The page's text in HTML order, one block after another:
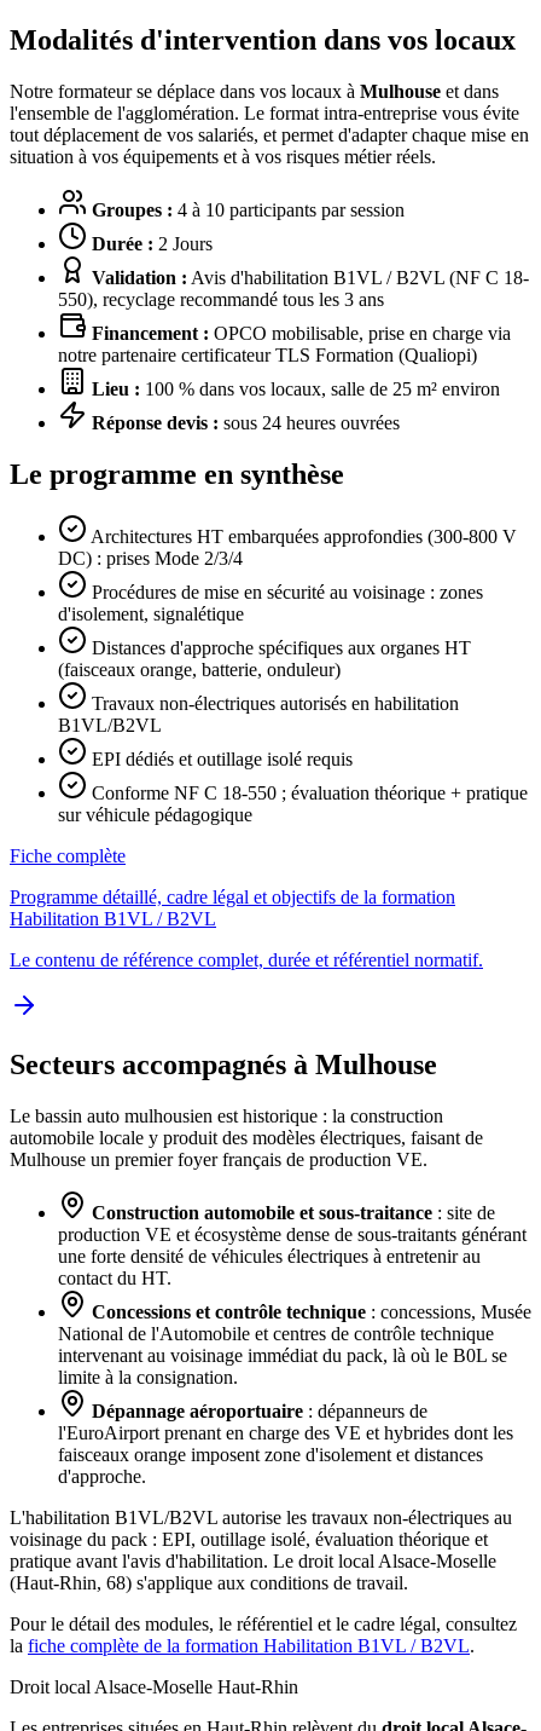
Modalités d'intervention dans vos locaux
Notre formateur se déplace dans vos locaux à Mulhouse et dans
l'ensemble de l'agglomération. Le format intra-entreprise vous évite
tout déplacement de vos salariés, et permet d'adapter chaque mise en
situation à vos équipements et à vos risques métier réels.
Groupes : 4 à 10 participants par session
Durée : 2 Jours
Validation : Avis d'habilitation B1VL / B2VL (NF C 18-
550), recyclage recommandé tous les 3 ans
Financement : OPCO mobilisable, prise en charge via
notre partenaire certificateur TLS Formation (Qualiopi)
Lieu : 100 % dans vos locaux, salle de 25 m² environ
Réponse devis : sous 24 heures ouvrées
Le programme en synthèse
Architectures HT embarquées approfondies (300-800 V
DC) : prises Mode 2/3/4
Procédures de mise en sécurité au voisinage : zones
d'isolement, signalétique
Distances d'approche spécifiques aux organes HT
(faisceaux orange, batterie, onduleur)
Travaux non-électriques autorisés en habilitation
B1VL/B2VL
EPI dédiés et outillage isolé requis
Conforme NF C 18-550 ; évaluation théorique + pratique
sur véhicule pédagogique
Fiche complète
Programme détaillé, cadre légal et objectifs de la formation
Habilitation B1VL / B2VL
Le contenu de référence complet, durée et référentiel normatif.
Secteurs accompagnés à Mulhouse
Le bassin auto mulhousien est historique : la construction
automobile locale y produit des modèles électriques, faisant de
Mulhouse un premier foyer français de production VE.
Construction automobile et sous-traitance : site de
production VE et écosystème dense de sous-traitants générant
une forte densité de véhicules électriques à entretenir au
contact du HT.
Concessions et contrôle technique : concessions, Musée
National de l'Automobile et centres de contrôle technique
intervenant au voisinage immédiat du pack, là où le B0L se
limite à la consignation.
Dépannage aéroportuaire : dépanneurs de
l'EuroAirport prenant en charge des VE et hybrides dont les
faisceaux orange imposent zone d'isolement et distances
d'approche.
L'habilitation B1VL/B2VL autorise les travaux non-électriques au
voisinage du pack : EPI, outillage isolé, évaluation théorique et
pratique avant l'avis d'habilitation. Le droit local Alsace-Moselle
(Haut-Rhin, 68) s'applique aux conditions de travail.
Pour le détail des modules, le référentiel et le cadre légal, consultez
la fiche complète de la formation Habilitation B1VL / B2VL.
Droit local Alsace-Moselle Haut-Rhin